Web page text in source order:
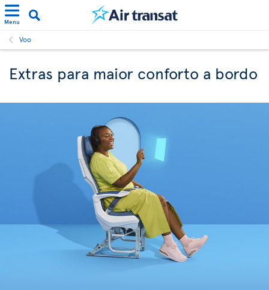
Menu
Voo
Extras para maior conforto a bordo